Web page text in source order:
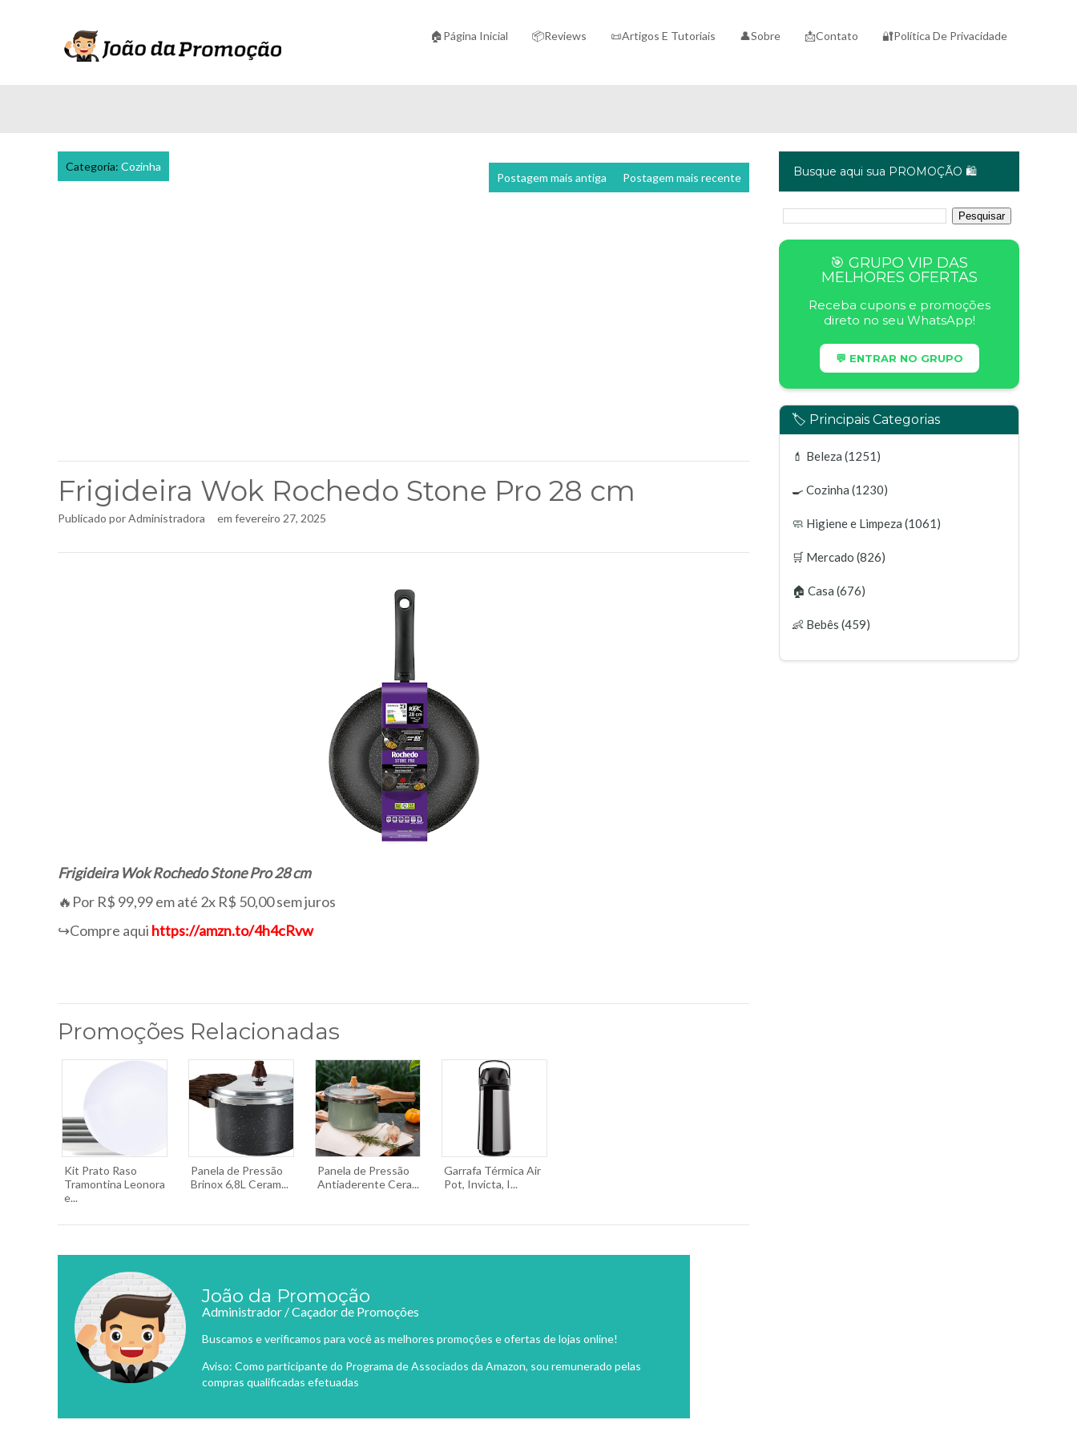
🏠Página Inicial 📦Reviews 📜Artigos E Tutoriais 👤Sobre 📩Contato 🔐Política De Privacidade
Categoria: Cozinha
Postagem mais recente
Postagem mais antiga
Frigideira Wok Rochedo Stone Pro 28 cm
Publicado porAdministradora em fevereiro 27, 2025
Frigideira Wok Rochedo Stone Pro 28 cm
🔥Por R$ 99,99 em até 2x R$ 50,00 sem juros
↪️Compre aqui https://amzn.to/4h4cRvw
Promoções Relacionadas
Kit Prato Raso
Tramontina Leonora
e...
Panela de Pressão
Brinox 6,8L Ceram...
Panela de Pressão
Antiaderente Cera...
Garrafa Térmica Air
Pot, Invicta, I...
João da Promoção
Administrador / Caçador de Promoções
Buscamos e verificamos para você as melhores promoções e ofertas de lojas online!
Aviso: Como participante do Programa de Associados da Amazon, sou remunerado pelas
compras qualificadas efetuadas
Busque aqui sua PROMOÇÃO 🛍️
🎯 GRUPO VIP DAS
MELHORES OFERTAS
Receba cupons e promoções
direto no seu WhatsApp!
💬 ENTRAR NO GRUPO
🏷️ Principais Categorias
💄 Beleza (1251)
🍳 Cozinha (1230)
🧼 Higiene e Limpeza (1061)
🛒 Mercado (826)
🏠 Casa (676)
👶 Bebês (459)